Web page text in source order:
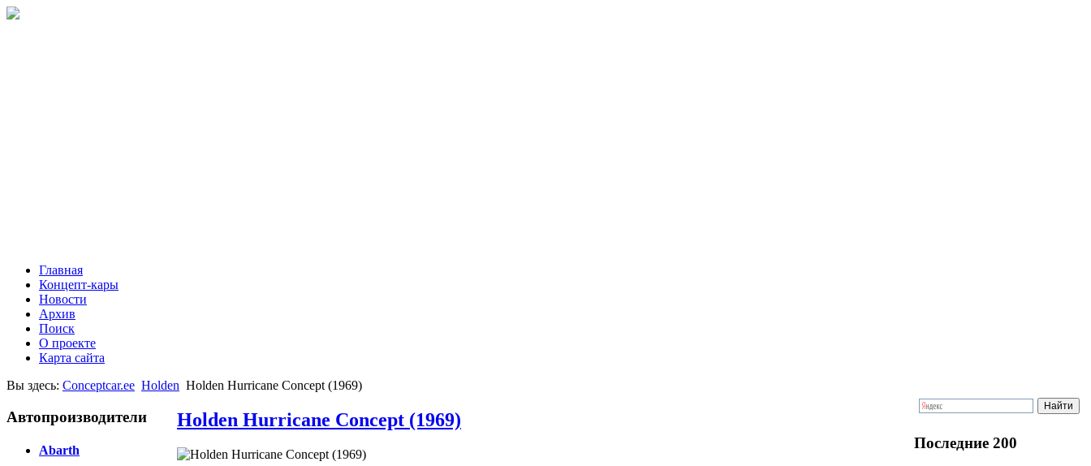
Главная
Концепт-кары
Новости
Архив
Поиск
О проекте
Карта сайта
Вы здесь: Conceptcar.ee Holden Holden Hurricane Concept (1969)
Автопроизводители
Abarth
Holden Hurricane Concept (1969)
Последние 200